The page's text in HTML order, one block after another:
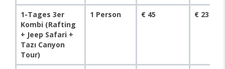
1-Tages 3er
Kombi (Rafting
+ Jeep Safari +
Tazı Canyon
Tour)
1 Person € 45 € 23